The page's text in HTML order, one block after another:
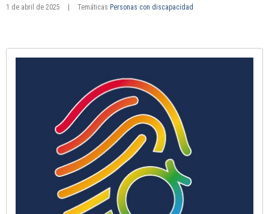
1 de abril de 2025 Temáticas Personas con discapacidad